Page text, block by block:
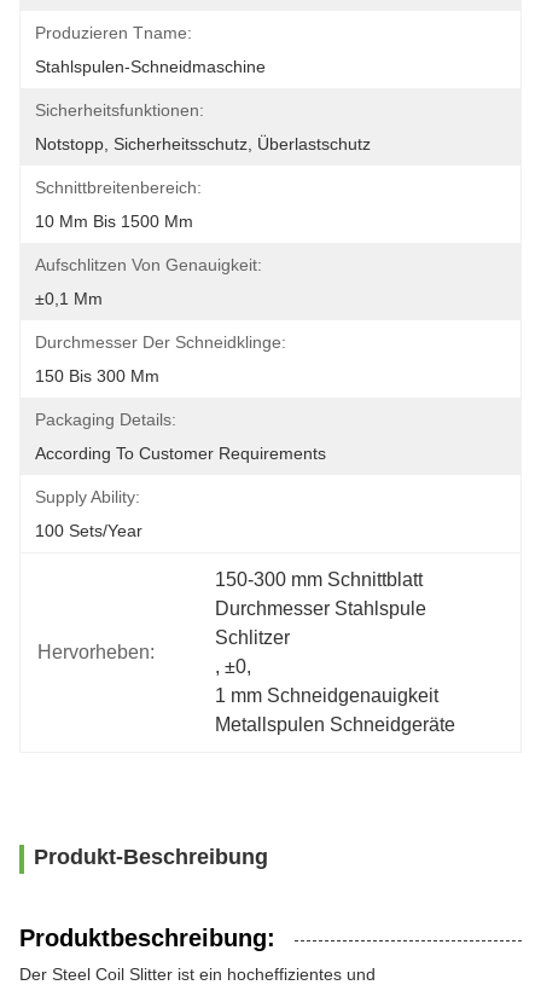
Produzieren Tname:
Stahlspulen-Schneidmaschine
Sicherheitsfunktionen:
Notstopp, Sicherheitsschutz, Überlastschutz
Schnittbreitenbereich:
10 Mm Bis 1500 Mm
Aufschlitzen Von Genauigkeit:
±0,1 Mm
Durchmesser Der Schneidklinge:
150 Bis 300 Mm
Packaging Details:
According To Customer Requirements
Supply Ability:
100 Sets/year
Hervorheben:
150-300 mm Schnittblatt
Durchmesser Stahlspule
Schlitzer
, ±0,
1 mm Schneidgenauigkeit
Metallspulen Schneidgeräte
Produkt-Beschreibung
Produktbeschreibung:
Der Steel Coil Slitter ist ein hocheffizientes und